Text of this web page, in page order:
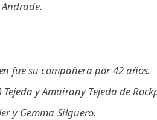
fue su compañera por 42 años.
y Amairany Tejeda de
y Gemma Silguero.